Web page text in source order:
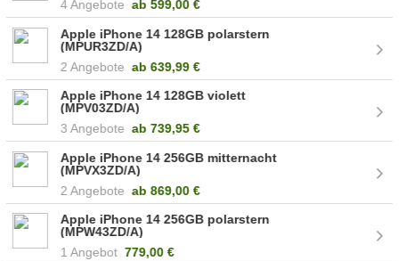
4 Angebote ab 599,00 €
Apple iPhone 14 128GB polarstern
(MPUR3ZD/A)
2 Angebote ab 639,99 €
Apple iPhone 14 128GB violett
(MPV03ZD/A)
3 Angebote ab 739,95 €
Apple iPhone 14 256GB mitternacht
(MPVX3ZD/A)
2 Angebote ab 869,00 €
Apple iPhone 14 256GB polarstern
(MPW43ZD/A)
1 Angebot 779,00 €